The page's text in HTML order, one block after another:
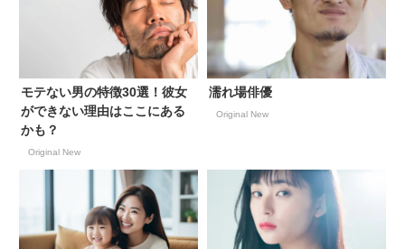
モテない男の特徴30選！彼女
ができない理由はここにある
かも？
Original New
濡れ場俳優
Original New